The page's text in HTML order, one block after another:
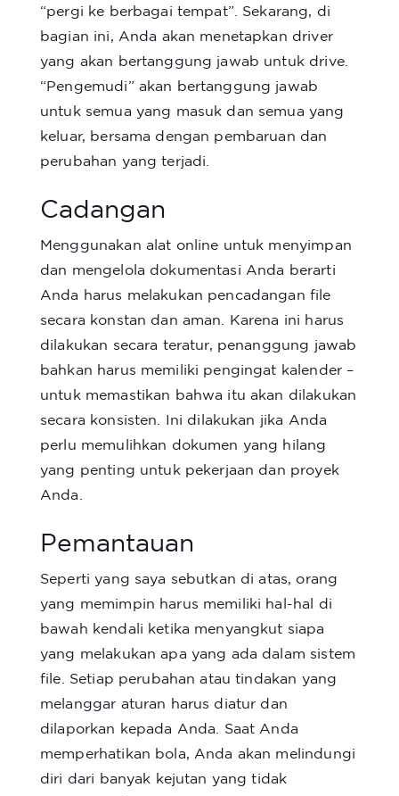
“pergi ke berbagai tempat”. Sekarang, di
bagian ini, Anda akan menetapkan driver
yang akan bertanggung jawab untuk drive.
“Pengemudi” akan bertanggung jawab
untuk semua yang masuk dan semua yang
keluar, bersama dengan pembaruan dan
perubahan yang terjadi.
Cadangan
Menggunakan alat online untuk menyimpan
dan mengelola dokumentasi Anda berarti
Anda harus melakukan pencadangan file
secara konstan dan aman. Karena ini harus
dilakukan secara teratur, penanggung jawab
bahkan harus memiliki pengingat kalender –
untuk memastikan bahwa itu akan dilakukan
secara konsisten. Ini dilakukan jika Anda
perlu memulihkan dokumen yang hilang
yang penting untuk pekerjaan dan proyek
Anda.
Pemantauan
Seperti yang saya sebutkan di atas, orang
yang memimpin harus memiliki hal-hal di
bawah kendali ketika menyangkut siapa
yang melakukan apa yang ada dalam sistem
file. Setiap perubahan atau tindakan yang
melanggar aturan harus diatur dan
dilaporkan kepada Anda. Saat Anda
memperhatikan bola, Anda akan melindungi
diri dari banyak kejutan yang tidak